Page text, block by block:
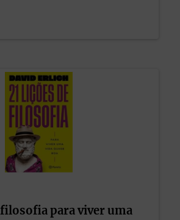
filosofia para viver uma